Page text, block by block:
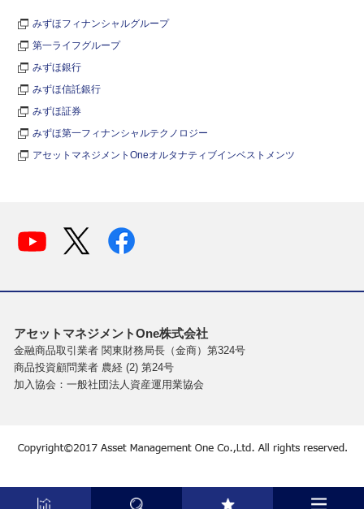
みずほフィナンシャルグループ
第一ライフグループ
みずほ銀行
みずほ信託銀行
みずほ証券
みずほ第一フィナンシャルテクノロジー
アセットマネジメントOneオルタナティブインベストメンツ
アセットマネジメントOne株式会社
金融商品取引業者 関東財務局長（金商）第324号
商品投資顧問業者 農経 (2) 第24号
加入協会：一般社団法人資産運用業協会